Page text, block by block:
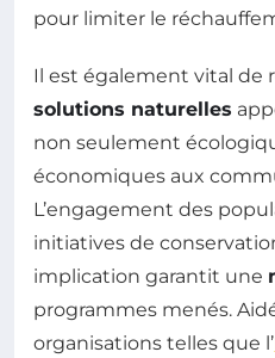
pour limiter le
Il est également vital de
solutions naturelles
non seulement
économiques aux
L’engagement des
initiatives de
implication garantit une
programmes menés.
organisations telles que l’